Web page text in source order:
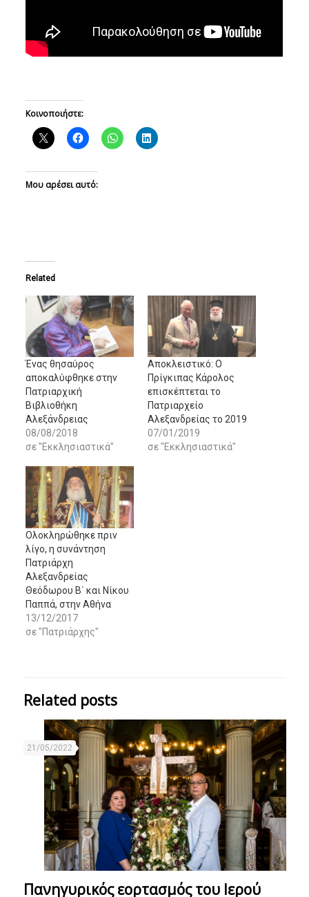
Κοινοποιήστε:
Μου αρέσει αυτό:
Related
Ένας θησαύρος
αποκαλύφθηκε στην
Πατριαρχική
Βιβλιοθήκη
Αλεξάνδρειας
08/08/2018
σε "Εκκλησιαστικά"
Αποκλειστικό: Ο
Πρίγκιπας Κάρολος
επισκέπτεται το
Πατριαρχείο
Αλεξανδρείας το 2019
07/01/2019
σε "Εκκλησιαστικά"
Ολοκληρώθηκε πριν
λίγο, η συνάντηση
Πατριάρχη
Αλεξανδρείας
Θεόδωρου Β΄ και Νίκου
Παππά, στην Αθήνα
13/12/2017
σε "Πατριάρχης"
Related posts
21/05/2022
Πανηγυρικός εορτασμός του Ιερού